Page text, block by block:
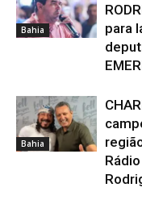
Bahia
para
Bahia